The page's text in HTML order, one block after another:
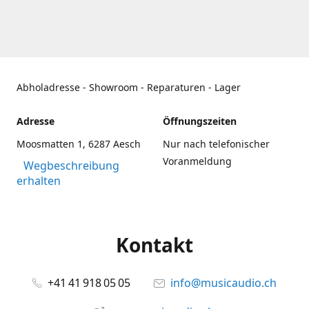
Abholadresse - Showroom - Reparaturen - Lager
Adresse
Moosmatten 1, 6287 Aesch
Wegbeschreibung
erhalten
Öffnungszeiten
Nur nach telefonischer
Voranmeldung
Kontakt
+41 41 918 05 05
info@musicaudio.ch